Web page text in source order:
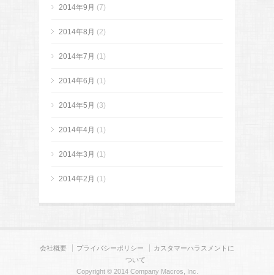
2014年9月 (7)
2014年8月 (2)
2014年7月 (1)
2014年6月 (1)
2014年5月 (3)
2014年4月 (1)
2014年3月 (1)
2014年2月 (1)
会社概要 プライバシーポリシー
カスタマーハラスメントに
ついて
Copyright © 2014 Company Macros, Inc.